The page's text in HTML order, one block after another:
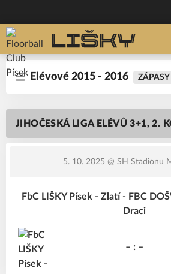
Elévové 2015 - 2016 ZÁPASY
JIHOČESKÁ LIGA ELÉVŮ 3+1, 2.
5. 10. 2025 @ SH Stadionu
FbC LIŠKY Písek - Zlatí - FBC
Draci
– : –